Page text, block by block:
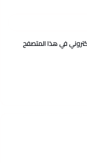
في هذا المتصفح